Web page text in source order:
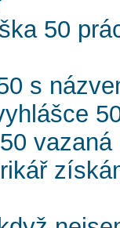
50
s
vazaná